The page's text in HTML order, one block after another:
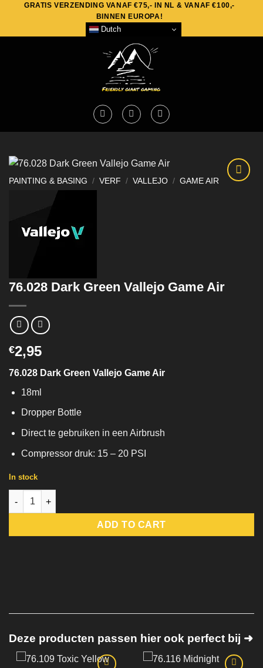
content
GRATIS VERZENDING VANAF €75,- IN NL & VANAF €100,-
BINNEN EUROPA!
Dutch
PAINTING & BASING / VERF / VALLEJO / GAME AIR
76.028 Dark Green Vallejo Game Air
€2,95
76.028 Dark Green Vallejo Game Air
18ml
Dropper Bottle
Direct te gebruiken in een Airbrush
Compressor druk: 15 – 20 PSI
In stock
76.028 Dark Green Vallejo Game Air quantity
ADD TO CART
Deze producten passen hier ook perfect bij ➜